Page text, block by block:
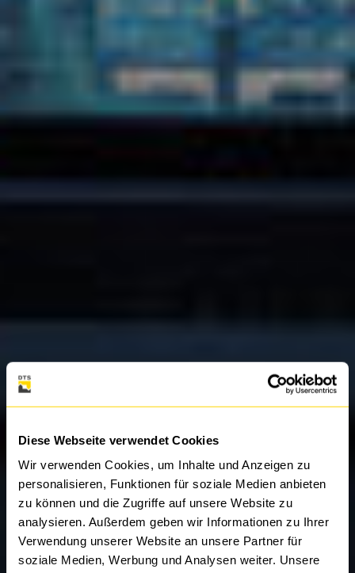
Diese Webseite verwendet Cookies
Wir verwenden Cookies, um Inhalte und Anzeigen zu
personalisieren, Funktionen für soziale Medien anbieten
zu können und die Zugriffe auf unsere Website zu
analysieren. Außerdem geben wir Informationen zu Ihrer
Verwendung unserer Website an unsere Partner für
soziale Medien, Werbung und Analysen weiter. Unsere